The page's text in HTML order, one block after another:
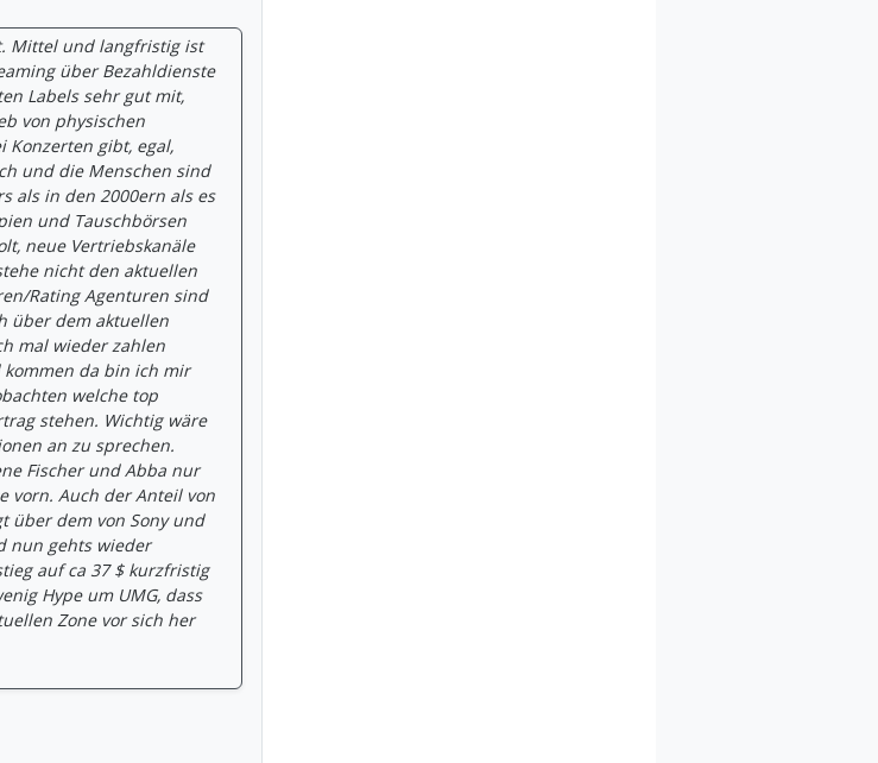
Mittel und langfristig ist
über Bezahldienste
Labels sehr gut mit,
von physischen
Konzerten gibt, egal,
und die Menschen sind
als in den 2000ern als es
und Tauschbörsen
neue Vertriebskanäle
nicht den aktuellen
Rating Agenturen sind
über dem aktuellen
mal wieder zahlen
da bin ich mir
welche top
stehen. Wichtig wäre
an zu sprechen.
Fischer und Abba nur
vorn. Auch der Anteil von
über dem von Sony und
nun gehts wieder
auf ca 37 $ kurzfristig
Hype um UMG, dass
Zone vor sich her